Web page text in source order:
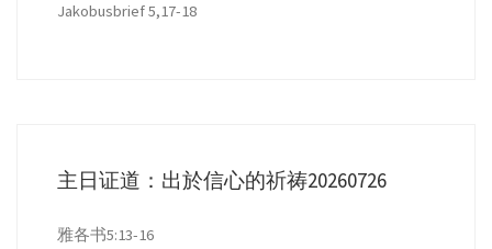
Jakobusbrief 5,17-18
主日证道：出於信心的祈祷20260726
雅各书5:13-16